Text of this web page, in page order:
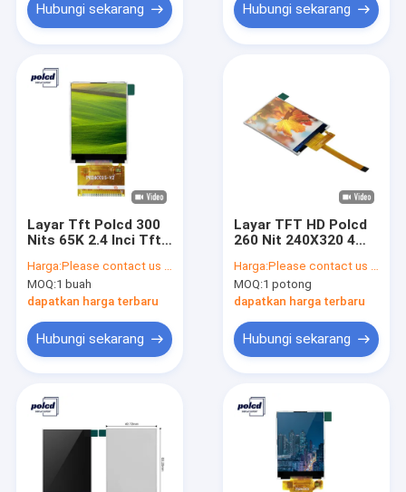
Hubungi sekarang Hubungi sekarang
Layar Tft Polcd 300
Nits 65K 2.4 Inci Tft
Harga:Please contact us for latest price
MOQ:1 buah
dapatkan harga terbaru
Hubungi sekarang
Layar TFT HD Polcd
260 Nit 240X320 4
2,4 Inci Tft Lcd
Harga:Please contact us for latest price
MOQ:1 potong
dapatkan harga terbaru
Hubungi sekarang